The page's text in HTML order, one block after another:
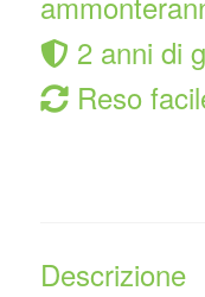
2 anni di
Reso
Descrizione